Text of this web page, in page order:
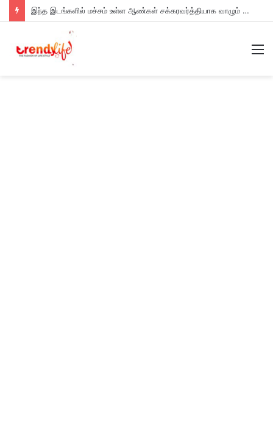
இந்த இடங்களில் மச்சம் உள்ள ஆண்கள் சக்கரவர்த்தியாக வாழும் அதிர்ஷ்டம் உள்ளவர்களாம் – உங்களுக்கு இருக்கா?